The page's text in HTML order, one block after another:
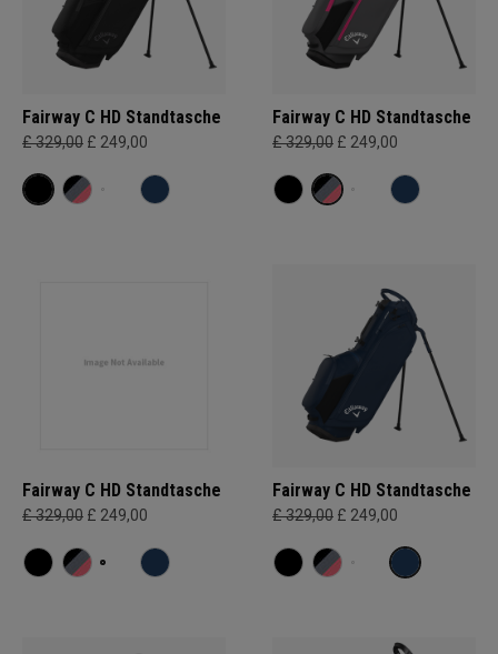
Fairway C HD Standtasche
£ 329,00 £ 249,00
Fairway C HD Standtasche
£ 329,00 £ 249,00
Fairway C HD Standtasche
£ 329,00 £ 249,00
Fairway C HD Standtasche
£ 329,00 £ 249,00